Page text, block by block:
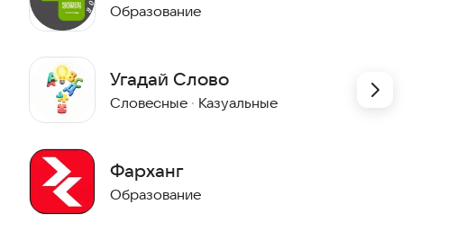
общаться на таджикском языке.
Образование
Угадай Слово
Словесные · Казуальные
Фарханг
Образование